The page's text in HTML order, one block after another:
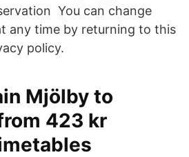
You can change
any time by returning to this
policy.
Mjölby to
423 kr